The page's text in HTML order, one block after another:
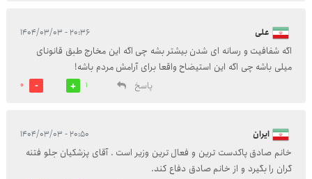
علی ۲۰:۳۶ - ۱۴۰۴/۰۳/۰۳
اگه شفافیت و رسانه ای شدن بیشتر بشه چی اگه این مخارج طبق قانونای
میلی باشه چی اگه این استیضاح واقعا برای آرامش مردم باشه!
پاسخ
1
0
ایران ۲۰:۵۰ - ۱۴۰۴/۰۳/۰۳
خانم صادق پاکدست ترین و فعال ترین وزیر است . آقای پزشکیان جلو فتنه
گران را بگیرد و از خانم صادق دفاع کند.